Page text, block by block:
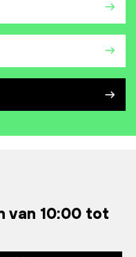
van 10:00 tot